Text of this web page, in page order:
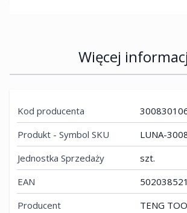
Więcej
Kod producenta
Produkt - Symbol SKU
LUNA-
Jednostka Sprzedaży
szt.
EAN
Producent
TENG